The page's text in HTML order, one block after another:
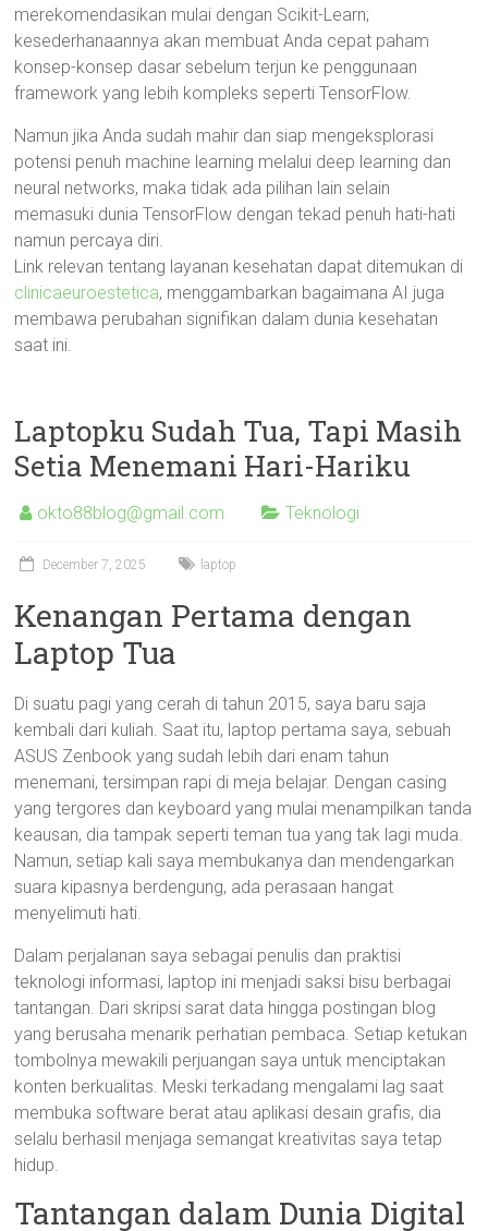
merekomendasikan mulai dengan Scikit-Learn;
kesederhanaannya akan membuat Anda cepat paham
konsep-konsep dasar sebelum terjun ke penggunaan
framework yang lebih kompleks seperti TensorFlow.
Namun jika Anda sudah mahir dan siap mengeksplorasi
potensi penuh machine learning melalui deep learning dan
neural networks, maka tidak ada pilihan lain selain
memasuki dunia TensorFlow dengan tekad penuh hati-hati
namun percaya diri.
Link relevan tentang layanan kesehatan dapat ditemukan di
clinicaeuroestetica, menggambarkan bagaimana AI juga
membawa perubahan signifikan dalam dunia kesehatan
saat ini.
Laptopku Sudah Tua, Tapi Masih
Setia Menemani Hari-Hariku
okto88blog@gmail.com Teknologi
December 7, 2025 laptop
Kenangan Pertama dengan
Laptop Tua
Di suatu pagi yang cerah di tahun 2015, saya baru saja
kembali dari kuliah. Saat itu, laptop pertama saya, sebuah
ASUS Zenbook yang sudah lebih dari enam tahun
menemani, tersimpan rapi di meja belajar. Dengan casing
yang tergores dan keyboard yang mulai menampilkan tanda
keausan, dia tampak seperti teman tua yang tak lagi muda.
Namun, setiap kali saya membukanya dan mendengarkan
suara kipasnya berdengung, ada perasaan hangat
menyelimuti hati.
Dalam perjalanan saya sebagai penulis dan praktisi
teknologi informasi, laptop ini menjadi saksi bisu berbagai
tantangan. Dari skripsi sarat data hingga postingan blog
yang berusaha menarik perhatian pembaca. Setiap ketukan
tombolnya mewakili perjuangan saya untuk menciptakan
konten berkualitas. Meski terkadang mengalami lag saat
membuka software berat atau aplikasi desain grafis, dia
selalu berhasil menjaga semangat kreativitas saya tetap
hidup.
Tantangan dalam Dunia Digital